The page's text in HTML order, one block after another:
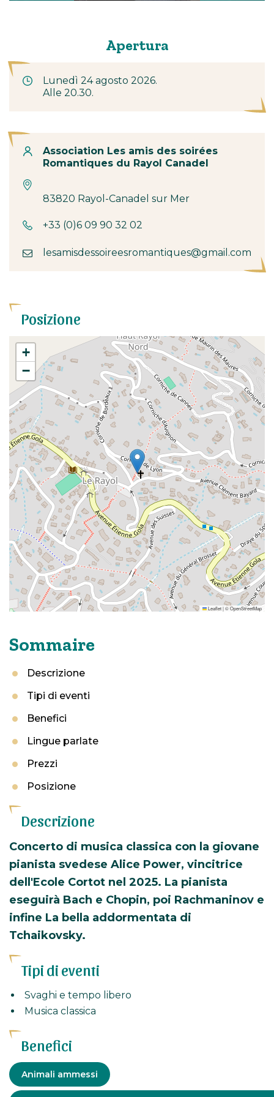
Sommaire
Descrizione
Tipi di eventi
Benefici
Lingue parlate
Prezzi
Posizione
Descrizione
Concerto di musica classica con la giovane
pianista svedese Alice Power, vincitrice
dell'Ecole Cortot nel 2025. La pianista
eseguirà Bach e Chopin, poi Rachmaninov e
infine La bella addormentata di
Tchaikovsky.
Tipi di eventi
Svaghi e tempo libero
Musica classica
Benefici
Servizi
Animali ammessi
Apertura
Lunedì 24 agosto 2026.
Alle 20.30.
Contatto
Association Les amis des soirées
Romantiques du Rayol Canadel
83820 Rayol-Canadel sur Mer
+33 (0)6 09 90 32 02
lesamisdessoireesromantiques@gmail.com
Posizione
+
−
Leaflet|©OpenStreetMap